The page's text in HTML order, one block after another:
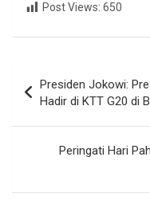
Post Views: 650
pos
Presiden Jokowi:
Hadir di KTT G20 di
Peringati Hari